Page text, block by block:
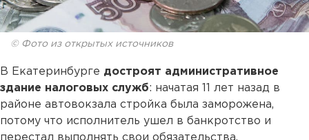
© Фото из открытых источников
В Екатеринбурге достроят административное
здание налоговых служб: начатая 11 лет назад в
районе автовокзала стройка была заморожена,
потому что исполнитель ушел в банкротство и
перестал выполнять свои обязательства.